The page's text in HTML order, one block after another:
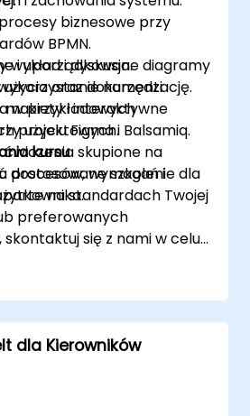
biznesowe przy
BPMN.
i uporządkowane diagramy
oraz dokumentację.
makiety i interaktywne
użyciu Figma i Balsamiq.
i dyskusja.
narzędzi
w przykładowych
projektowych.
skupione na
procesów, wymagań i
kursu
dostosowane szkolenie dla
na standardach Twojej
preferowanych
skontaktuj się z nami w celu
dla Kierowników